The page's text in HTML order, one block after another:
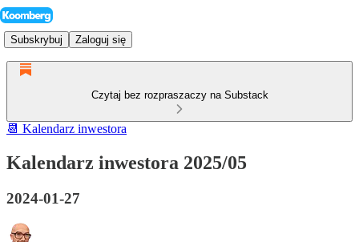
Subskrybuj Zaloguj się
Czytaj bez rozpraszaczy na Substack
📆 Kalendarz inwestora
Kalendarz inwestora 2025/05
2024-01-27